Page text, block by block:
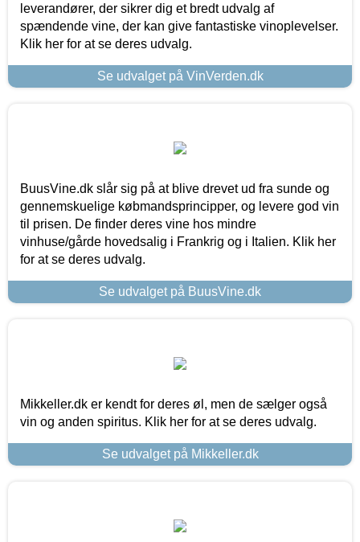
leverandører, der sikrer dig et bredt udvalg af
spændende vine, der kan give fantastiske vinoplevelser.
Klik her for at se deres udvalg.
Se udvalget på VinVerden.dk
BuusVine.dk slår sig på at blive drevet ud fra sunde og
gennemskuelige købmandsprincipper, og levere god vin
til prisen. De finder deres vine hos mindre
vinhuse/gårde hovedsalig i Frankrig og i Italien. Klik her
for at se deres udvalg.
Se udvalget på BuusVine.dk
Mikkeller.dk er kendt for deres øl, men de sælger også
vin og anden spiritus. Klik her for at se deres udvalg.
Se udvalget på Mikkeller.dk